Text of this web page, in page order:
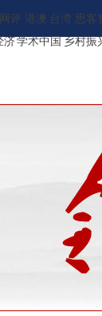
网评 港澳 台湾 思客
济学术中国乡村振